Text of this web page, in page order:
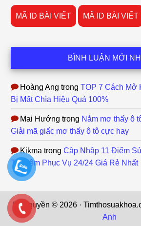
MÃ ID BÀI VIẾT MÃ ID BÀI VIẾT
BÌNH LUẬN MỚI
Hoàng Ang trongTOP 7 Cách Mở
Bị Mất Chìa Hiệu Quả 100%
Mai Hướng trong Nằm mơ thấy ô
Giải mã giấc mơ thấy ô tô cực hay
Kikma trongCập Nhập 11 Điểm
Từ Liêm Phục Vụ 24/24 Giá Rẻ Nhất
Bản quyền © 2026 ·
Anh